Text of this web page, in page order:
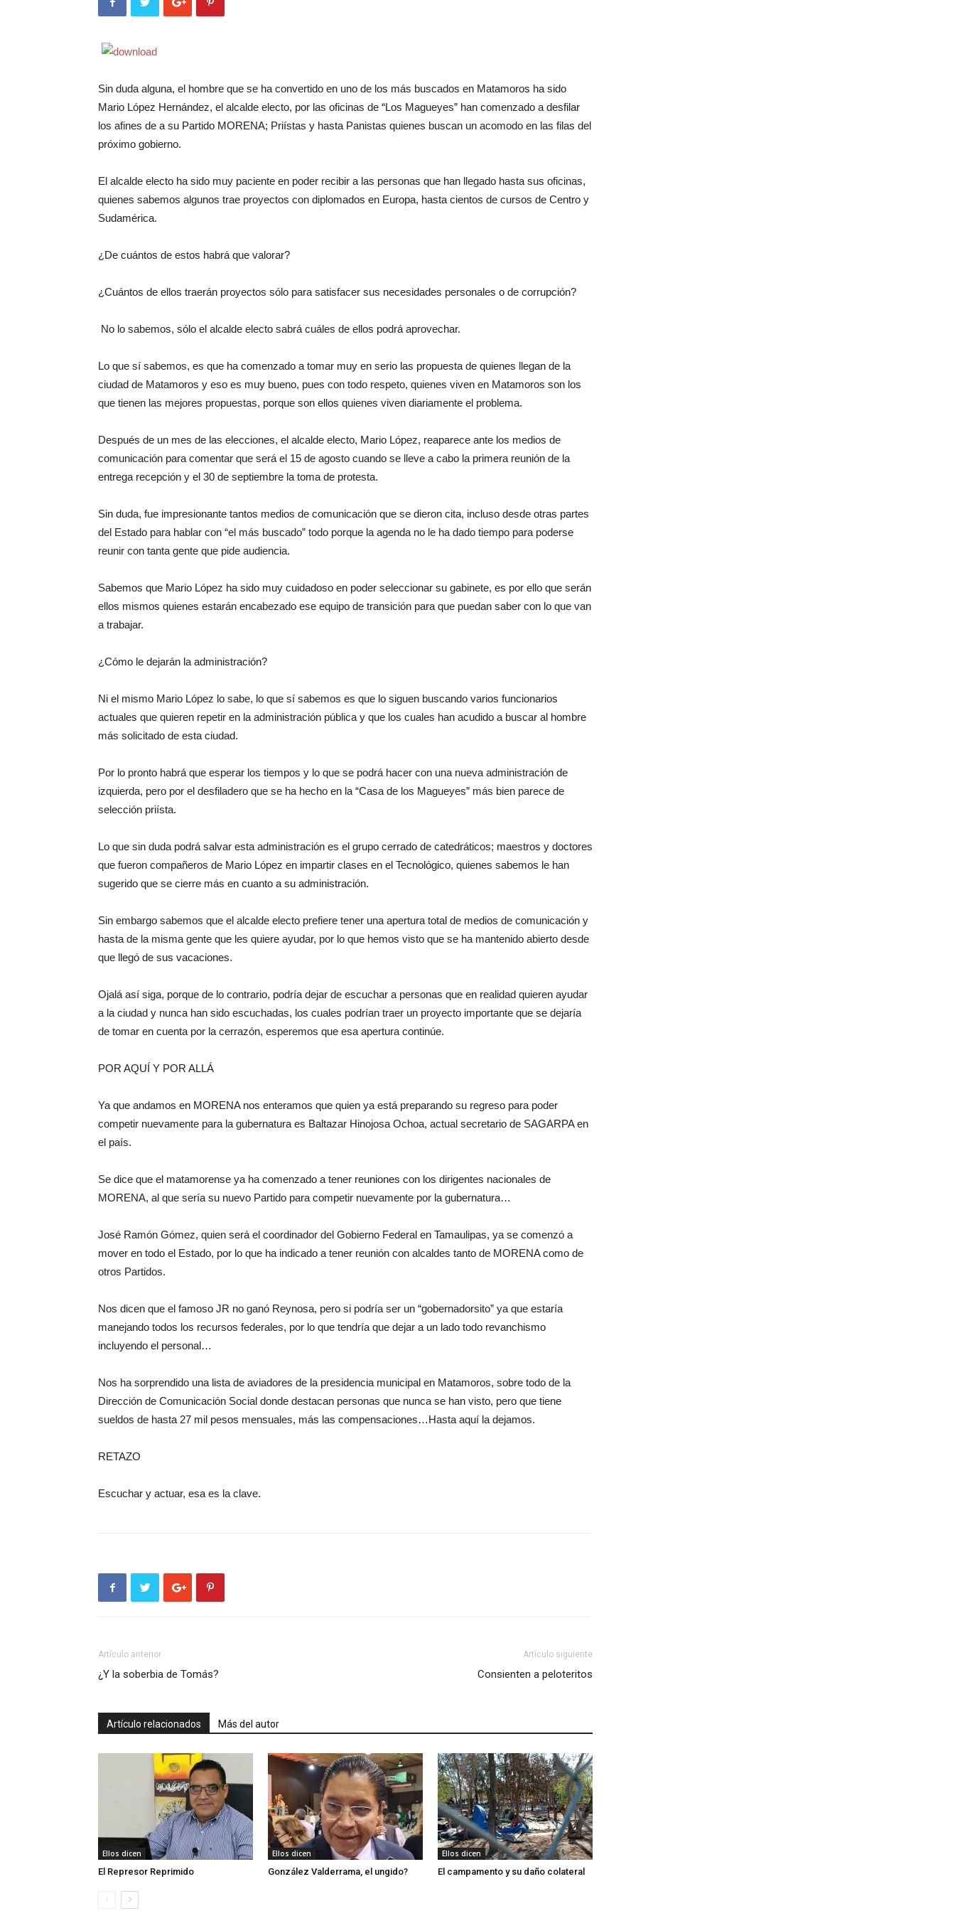
Sin duda alguna, el hombre que se ha convertido en uno de los más buscados en Matamoros ha sido
Mario López Hernández, el alcalde electo, por las oficinas de “Los Magueyes” han comenzado a desfilar
los afines de a su Partido MORENA; Priístas y hasta Panistas quienes buscan un acomodo en las filas del
próximo gobierno.
El alcalde electo ha sido muy paciente en poder recibir a las personas que han llegado hasta sus oficinas,
quienes sabemos algunos trae proyectos con diplomados en Europa, hasta cientos de cursos de Centro y
Sudamérica.
¿De cuántos de estos habrá que valorar?
¿Cuántos de ellos traerán proyectos sólo para satisfacer sus necesidades personales o de corrupción?
No lo sabemos, sólo el alcalde electo sabrá cuáles de ellos podrá aprovechar.
Lo que sí sabemos, es que ha comenzado a tomar muy en serio las propuesta de quienes llegan de la
ciudad de Matamoros y eso es muy bueno, pues con todo respeto, quienes viven en Matamoros son los
que tienen las mejores propuestas, porque son ellos quienes viven diariamente el problema.
Después de un mes de las elecciones, el alcalde electo, Mario López, reaparece ante los medios de
comunicación para comentar que será el 15 de agosto cuando se lleve a cabo la primera reunión de la
entrega recepción y el 30 de septiembre la toma de protesta.
Sin duda, fue impresionante tantos medios de comunicación que se dieron cita, incluso desde otras partes
del Estado para hablar con “el más buscado” todo porque la agenda no le ha dado tiempo para poderse
reunir con tanta gente que pide audiencia.
Sabemos que Mario López ha sido muy cuidadoso en poder seleccionar su gabinete, es por ello que serán
ellos mismos quienes estarán encabezado ese equipo de transición para que puedan saber con lo que van
a trabajar.
¿Cómo le dejarán la administración?
Ni el mismo Mario López lo sabe, lo que sí sabemos es que lo siguen buscando varios funcionarios
actuales que quieren repetir en la administración pública y que los cuales han acudido a buscar al hombre
más solicitado de esta ciudad.
Por lo pronto habrá que esperar los tiempos y lo que se podrá hacer con una nueva administración de
izquierda, pero por el desfiladero que se ha hecho en la “Casa de los Magueyes” más bien parece de
selección priísta.
Lo que sin duda podrá salvar esta administración es el grupo cerrado de catedráticos; maestros y doctores
que fueron compañeros de Mario López en impartir clases en el Tecnológico, quienes sabemos le han
sugerido que se cierre más en cuanto a su administración.
Sin embargo sabemos que el alcalde electo prefiere tener una apertura total de medios de comunicación y
hasta de la misma gente que les quiere ayudar, por lo que hemos visto que se ha mantenido abierto desde
que llegó de sus vacaciones.
Ojalá así siga, porque de lo contrario, podría dejar de escuchar a personas que en realidad quieren ayudar
a la ciudad y nunca han sido escuchadas, los cuales podrían traer un proyecto importante que se dejaría
de tomar en cuenta por la cerrazón, esperemos que esa apertura continúe.
POR AQUÍ Y POR ALLÁ
Ya que andamos en MORENA nos enteramos que quien ya está preparando su regreso para poder
competir nuevamente para la gubernatura es Baltazar Hinojosa Ochoa, actual secretario de SAGARPA en
el país.
Se dice que el matamorense ya ha comenzado a tener reuniones con los dirigentes nacionales de
MORENA, al que sería su nuevo Partido para competir nuevamente por la gubernatura…
José Ramón Gómez, quien será el coordinador del Gobierno Federal en Tamaulipas, ya se comenzó a
mover en todo el Estado, por lo que ha indicado a tener reunión con alcaldes tanto de MORENA como de
otros Partidos.
Nos dicen que el famoso JR no ganó Reynosa, pero si podría ser un “gobernadorsito” ya que estaría
manejando todos los recursos federales, por lo que tendría que dejar a un lado todo revanchismo
incluyendo el personal…
Nos ha sorprendido una lista de aviadores de la presidencia municipal en Matamoros, sobre todo de la
Dirección de Comunicación Social donde destacan personas que nunca se han visto, pero que tiene
sueldos de hasta 27 mil pesos mensuales, más las compensaciones…Hasta aquí la dejamos.
RETAZO
Escuchar y actuar, esa es la clave.
Artículo anterior
¿Y la soberbia de Tomás?
Artículo siguiente
Consienten a peloteritos
Artículo relacionados Más del autor
Ellos dicen
El Represor Reprimido
Ellos dicen
González Valderrama, el ungido?
Ellos dicen
El campamento y su daño colateral